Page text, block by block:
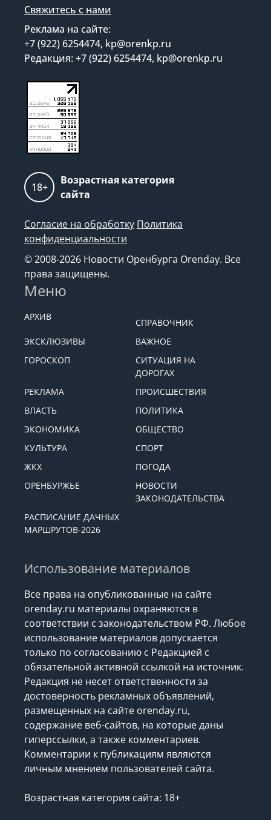
Свяжитесь с нами
Реклама на сайте:
+7 (922) 6254474, kp@orenkp.ru
Редакция: +7 (922) 6254474, kp@orenkp.ru
18+
Возрастная категория
сайта
Согласие на обработку Политика
конфиденциальности
© 2008-2026 Новости Оренбурга Orenday. Все
права защищены.
Меню
АРХИВ
СПРАВОЧНИК
ЭКСКЛЮЗИВЫ
ВАЖНОЕ
ГОРОСКОП
СИТУАЦИЯ НА
ДОРОГАХ
РЕКЛАМА
ПРОИСШЕСТВИЯ
ВЛАСТЬ
ПОЛИТИКА
ЭКОНОМИКА
ОБЩЕСТВО
КУЛЬТУРА
СПОРТ
ЖКХ
ПОГОДА
ОРЕНБУРЖЬЕ
НОВОСТИ
ЗАКОНОДАТЕЛЬСТВА
РАСПИСАНИЕ ДАЧНЫХ
МАРШРУТОВ-2026
Использование материалов
Все права на опубликованные на сайте
orenday.ru материалы охраняются в
соответствии с законодательством РФ. Любое
использование материалов допускается
только по согласованию с Редакцией с
обязательной активной ссылкой на источник.
Редакция не несет ответственности за
достоверность рекламных объявлений,
размещенных на сайте orenday.ru,
содержание веб-сайтов, на которые даны
гиперссылки, а также комментариев.
Комментарии к публикациям являются
личным мнением пользователей сайта.
Возрастная категория сайта: 18+